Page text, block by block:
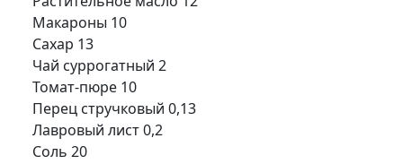
Макароны 10
Сахар 13
Чай суррогатный 2
Томат-пюре 10
Перец стручковый 0,13
Лавровый лист 0,2
Соль 20